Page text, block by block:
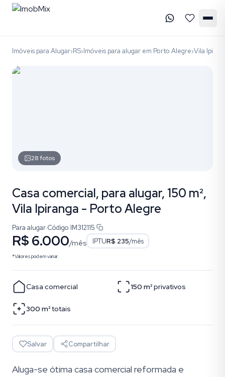
Imóveis para Alugar›RS›Imóveis para alugar em Porto Alegre›Vila
28fotos
Casa comercial, para alugar, 150 m²,
Vila Ipiranga - Porto Alegre
Para alugar·Código IM312115
R$ 6.000/mês IPTUR$ 235/mês
*Valores podem variar.
Casa comercial 150 m²privativos
300 m²totais
Salvar Compartilhar
Aluga-se ótima casa comercial reformada e